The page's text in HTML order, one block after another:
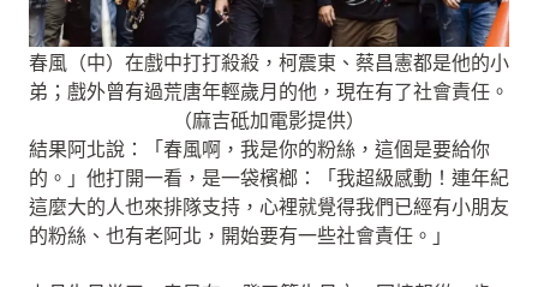
春風（中）在戲中打打殺殺，柯震東、蔡昌憲都是他的小
弟；戲外曾有過荒唐年輕歲月的他，現在有了社會責任。
（麻吉砥加電影提供）
結果阿北說：「春風啊，我是你的粉絲，這個是要給你
的。」他打開一看，是一袋檳榔：「我超級感動！連年紀
這麼大的人也來排隊支持，心裡就覺得我們已經有小朋友
的粉絲、也有老阿北，開始要有一些社會責任。」